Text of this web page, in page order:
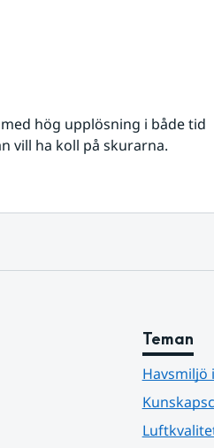
hög upplösning i både tid
vill ha koll på skurarna.
Teman
Havsmiljö